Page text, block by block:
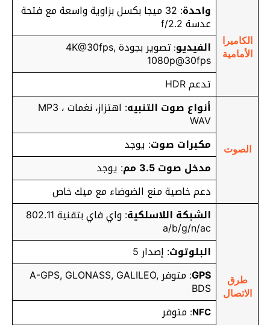
الكاميرا
الأمامية
واحدة : 32 ميجا بكسل بزاوية واسعة مع فتحة
عدسة f/2.2
الفيديو: تصوير بجودة 4K@30fps,
1080p@30fps
تدعم HDR
الصوت
أنواع صوت التنبيه : اهتزاز، نغمات MP3 ،
WAV
مكبرات صوت: يوجد
مدخل صوت 3.5 مم
: يوجد
دعم خاصية منع الضوضاء مع ميك خاص
طرق
الاتصال
الشبكة اللاسلكية : واي فاي بتقنية 802.11
a/b/g/n/ac
البلوتوث: إصدار 5
GPS
: متوفر A-GPS, GLONASS, GALILEO,
BDS
NFC
: متوفر